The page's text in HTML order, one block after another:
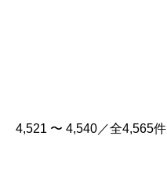
4,521 〜 4,540／全4,565件